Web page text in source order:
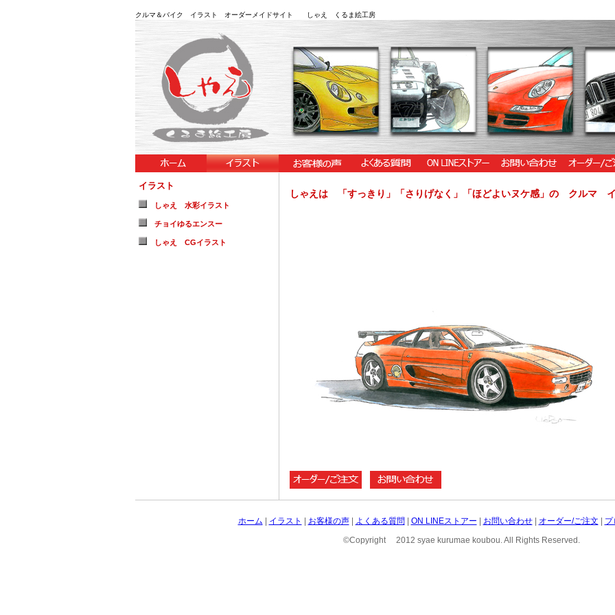
クルマ＆バイク イラスト オーダーメイドサイト しゃえ くるま絵工房
イラスト
しゃえ 水彩イラスト
チョイゆるエンスー
しゃえ CGイラスト
しゃえは 「すっきり」「さりげなく」「ほどよいヌケ感」の クルマ
ホーム イラスト お客様の声| よくある質問 ON LINEストアー お問い合わせ| オーダー/ご注文
プ
©Copyright 2012 syae kurumae koubou. All Rights Reserved.